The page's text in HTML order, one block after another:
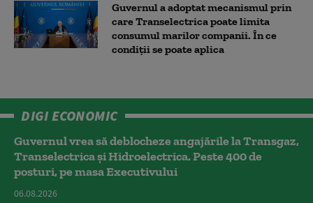
Guvernul a adoptat mecanismul prin
care Transelectrica poate limita
consumul marilor companii. În ce
condiții se poate aplica
DIGI ECONOMIC
Guvernul vrea să deblocheze angajările la Transgaz,
Transelectrica și Hidroelectrica. Peste 400 de
posturi, pe masa Executivului
06.08.2026